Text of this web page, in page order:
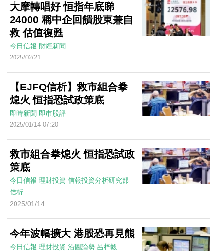
大摩轉唱好 恒指年底睇
24000 稱中企回饋股東兼自
救 估值復甦
今日信報 財經新聞
2025/02/21
【EJFQ信析】救市組合拳
熄火 恒指恐試政策底
即時新聞 即巿股評
2025/01/14 07:20
救市組合拳熄火 恒指恐試政
策底
今日信報 理財投資 信報投資分析研究部
信析
2025/01/14
今年波幅擴大 港股恐再見熊
今日信報 理財投資 沿圖論勢 呂梓毅